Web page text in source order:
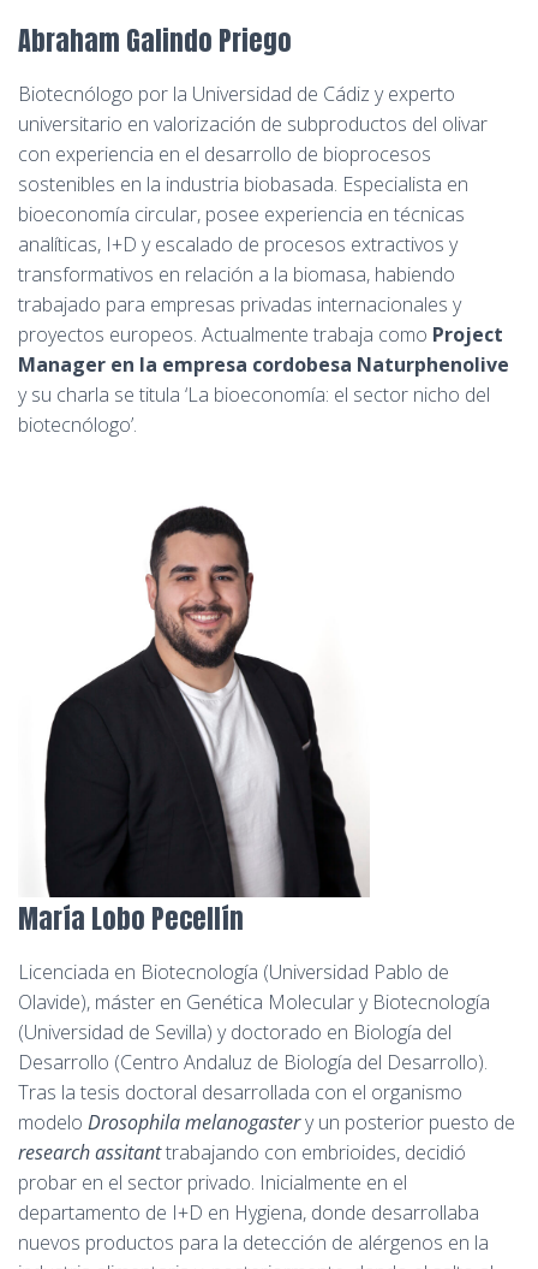
Abraham Galindo Priego
Biotecnólogo por la Universidad de Cádiz y experto
universitario en valorización de subproductos del olivar
con experiencia en el desarrollo de bioprocesos
sostenibles en la industria biobasada. Especialista en
bioeconomía circular, posee experiencia en técnicas
analíticas, I+D y escalado de procesos extractivos y
transformativos en relación a la biomasa, habiendo
trabajado para empresas privadas internacionales y
proyectos europeos. Actualmente trabaja como Project
Manager en la empresa cordobesa Naturphenolive
y su charla se titula ‘La bioeconomía: el sector nicho del
biotecnólogo’.
María Lobo Pecellín
Licenciada en Biotecnología (Universidad Pablo de
Olavide), máster en Genética Molecular y Biotecnología
(Universidad de Sevilla) y doctorado en Biología del
Desarrollo (Centro Andaluz de Biología del Desarrollo).
Tras la tesis doctoral desarrollada con el organismo
modelo Drosophila melanogastery un posterior puesto de
research assitanttrabajando con embrioides, decidió
probar en el sector privado. Inicialmente en el
departamento de I+D en Hygiena, donde desarrollaba
nuevos productos para la detección de alérgenos en la